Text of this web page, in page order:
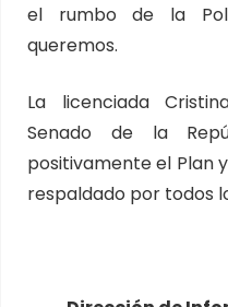
el rumbo de la
queremos.
La licenciada
Senado de la
positivamente el Plan
respaldado por todos